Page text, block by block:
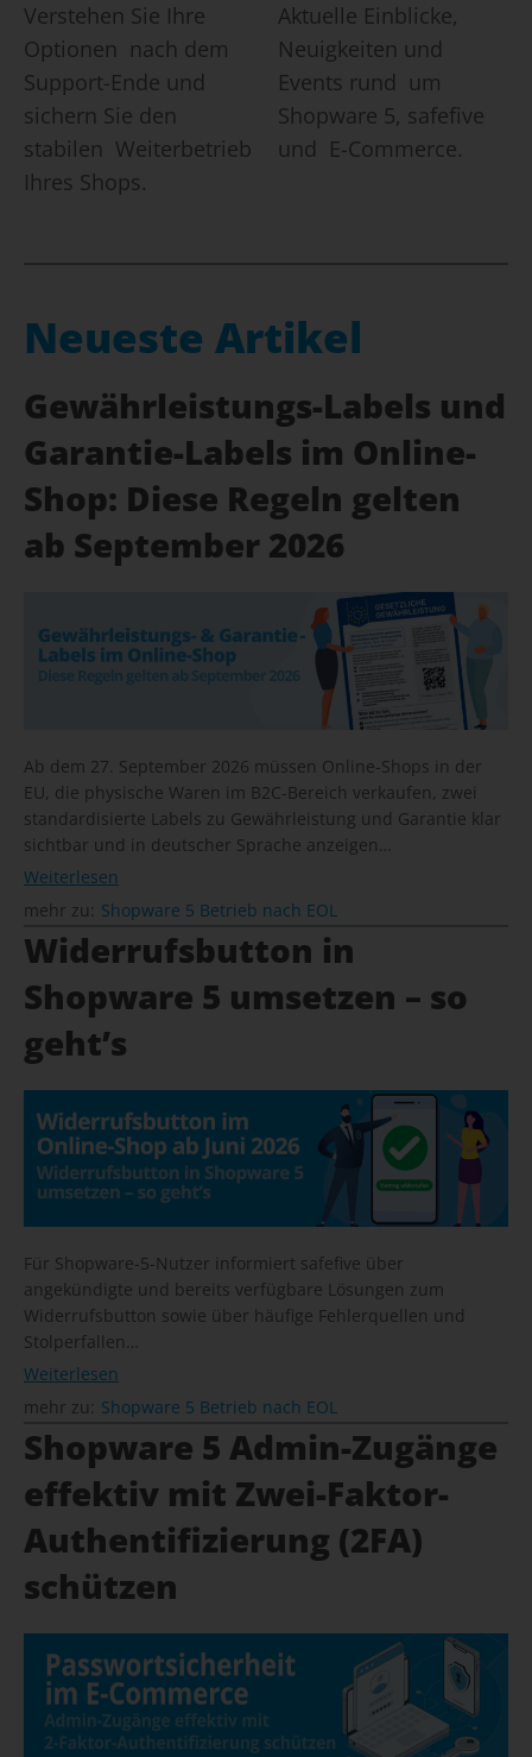
Verstehen Sie Ihre
Optionen nach dem
Support-Ende und
sichern Sie den
stabilen Weiterbetrieb
Ihres Shops.
Aktuelle Einblicke,
Neuigkeiten und
Events rund um
Shopware 5, safefive
und E-Commerce.
Neueste Artikel
Gewährleistungs-Labels und
Garantie-Labels im Online-
Shop: Diese Regeln gelten
ab September 2026
Ab dem 27. September 2026 müssen Online-Shops in der
EU, die physische Waren im B2C-Bereich verkaufen, zwei
standardisierte Labels zu Gewährleistung und Garantie klar
sichtbar und in deutscher Sprache anzeigen…
Weiterlesen
mehr zu: Shopware 5 Betrieb nach EOL
Widerrufsbutton in
Shopware 5 umsetzen – so
geht’s
Für Shopware-5-Nutzer informiert safefive über
angekündigte und bereits verfügbare Lösungen zum
Widerrufsbutton sowie über häufige Fehlerquellen und
Stolperfallen…
Weiterlesen
mehr zu: Shopware 5 Betrieb nach EOL
Shopware 5 Admin-Zugänge
effektiv mit Zwei-Faktor-
Authentifizierung (2FA)
schützen